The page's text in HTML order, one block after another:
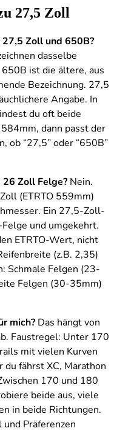
27,5 Zoll
Zoll und 650B?
dasselbe
ist die ältere, aus
Bezeichnung. 27,5
Angabe. In
du oft beide
dann passt der
ob “27,5” oder “650B”
26 Zoll Felge? Nein.
(ETRTO 559mm)
Ein 27,5-Zoll-
und umgekehrt.
ETRTO-Wert, nicht
(z.B. 2,35)
Schmale Felgen (23-
Felgen (30-35mm)
mich? Das hängt von
Faustregel: Unter 170
mit vielen Kurven
fährst XC, Marathon
170 und 180
beide aus, viele
in beide Richtungen.
Präferenzen